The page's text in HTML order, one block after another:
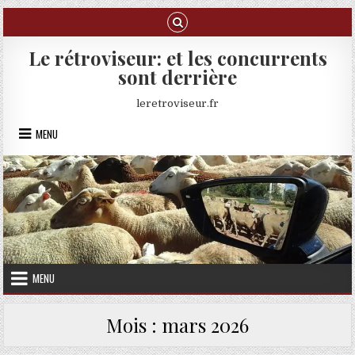
Skip to content
Le rétroviseur: et les concurrents
sont derrière
leretroviseur.fr
MENU
MENU
Mois : mars 2026